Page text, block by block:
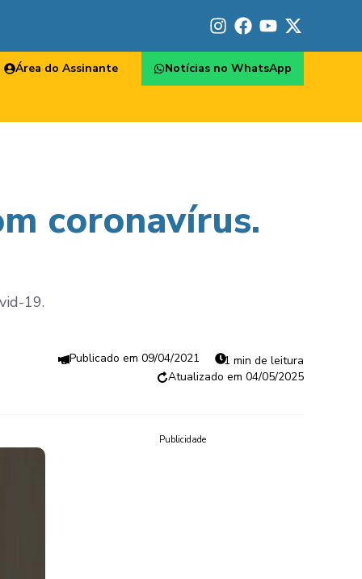
Área do Assinante Notícias no WhatsApp
coronavírus.
19.
09/04/2021
1 min de leitura
04/05/2025
Publicidade